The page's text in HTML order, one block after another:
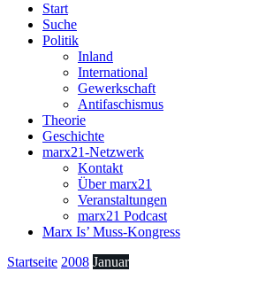
Start
Suche
Politik
Inland
International
Gewerkschaft
Antifaschismus
Theorie
Geschichte
marx21-Netzwerk
Kontakt
Über marx21
Veranstaltungen
marx21 Podcast
Marx Is’ Muss-Kongress
Startseite 2008 Januar